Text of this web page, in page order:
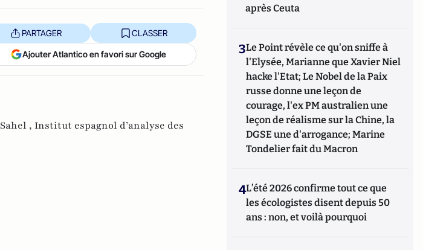
PARTAGER CLASSER
Ajouter Atlantico en favori sur Google
Sahel , Institut espagnol d’analyse des
après Ceuta
3Le Point révèle ce qu'on sniffe à
l'Elysée, Marianne que Xavier Niel
hacke l'Etat; Le Nobel de la Paix
russe donne une leçon de
courage, l'ex PM australien une
leçon de réalisme sur la Chine, la
DGSE une d'arrogance; Marine
Tondelier fait du Macron
4L’été 2026 confirme tout ce que
les écologistes disent depuis 50
ans : non, et voilà pourquoi